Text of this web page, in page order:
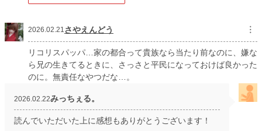
2026.02.21さやえんどう ︙
リコリスパッパ…家の都合って貴族なら当たり前なのに、嫌な
ら兄の生きてるときに、さっさと平民になっておけば良かった
のに。無責任なやつだな…。
2026.02.22みっちぇる。
読んでいただいた上に感想もありがとうございます！